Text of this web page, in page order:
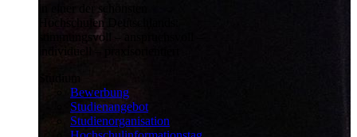
in einer der schönsten
Hochschulen Deutschlands:
stimmungsvoll – anspruchsvoll –
individuell – praxisorientiert
Bewerbung
Studienangebot
Studienorganisation